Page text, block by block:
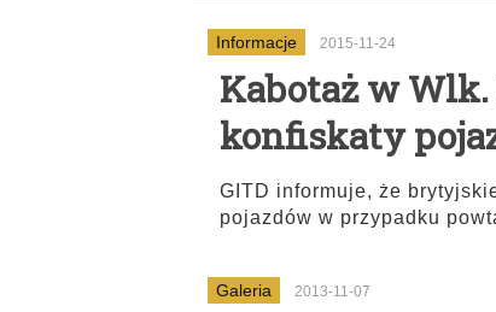
Informacje 2015-11-24
Kabotaż w
konfiskaty
GITD informuje, że
pojazdów w przypadku
Galeria 2013-11-07